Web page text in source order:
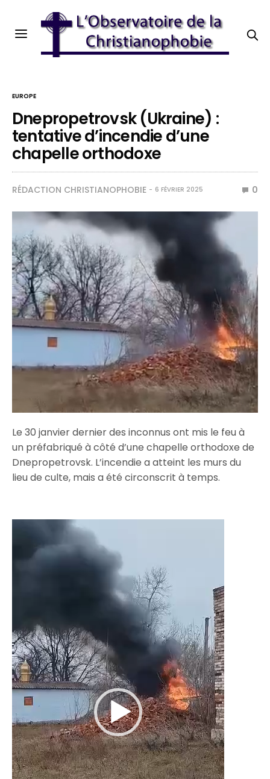
EUROPE
Dnepropetrovsk (Ukraine) :
tentative d’incendie d’une
chapelle orthodoxe
RÉDACTION CHRISTIANOPHOBIE 6 FÉVRIER 2025 0
Le 30 janvier dernier des inconnus ont mis le feu à
un préfabriqué à côté d’une chapelle orthodoxe de
Dnepropetrovsk. L’incendie a atteint les murs du
lieu de culte, mais a été circonscrit à temps.